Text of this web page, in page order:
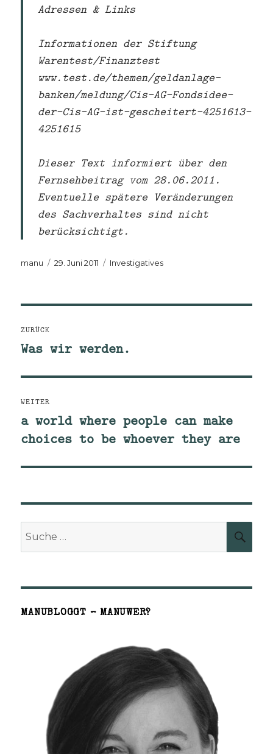
Adressen & Links
Informationen der Stiftung
Warentest/Finanztest
www.test.de/themen/geldanlage-
banken/meldung/Cis-AG-Fondsidee-
der-Cis-AG-ist-gescheitert–4251613-
4251615
Dieser Text informiert über den
Fernsehbeitrag vom 28.06.2011.
Eventuelle spätere Veränderungen
des Sachverhaltes sind nicht
berücksichtigt.
Autor
manu
Veröffentlicht
29. Juni 2011 Kategorien
Investigatives
ZURÜCK
Vorheriger
Was wir werden.
WEITER
Nächster
Beitrag:
a world where people can make
choices to be whoever they are
MANUBLOGGT – MANUWER?